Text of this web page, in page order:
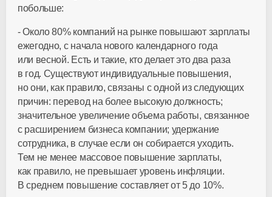
побольше:
- Около 80% компаний на рынке повышают зарплаты
ежегодно, с начала нового календарного года
или весной. Есть и такие, кто делает это два раза
в год. Существуют индивидуальные повышения,
но они, как правило, связаны с одной из следующих
причин: перевод на более высокую должность;
значительное увеличение объема работы, связанное
с расширением бизнеса компании; удержание
сотрудника, в случае если он собирается уходить.
Тем не менее массовое повышение зарплаты,
как правило, не превышает уровень инфляции.
В среднем повышение составляет от 5 до 10%.